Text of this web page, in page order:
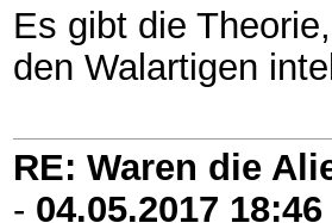
Es gibt die
den Walartigen
RE: Waren die
- 04.05.2017 18:46